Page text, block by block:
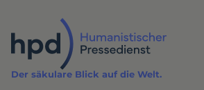
Inhalt
Der säkulare Blick auf die Welt.